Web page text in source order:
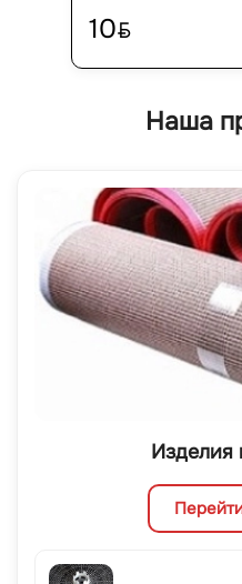
10BYN
Наша
Изделия